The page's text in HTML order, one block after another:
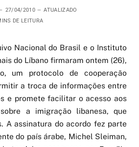
27/04/2010
ATUALIZADO
DE LEITURA
Nacional do Brasil e o Instituto
do Líbano firmaram ontem (26),
um protocolo de cooperação
a troca de informações entre
e promete facilitar o acesso aos
a imigração libanesa, que
A assinatura do acordo fez parte
do país árabe, Michel Sleiman,